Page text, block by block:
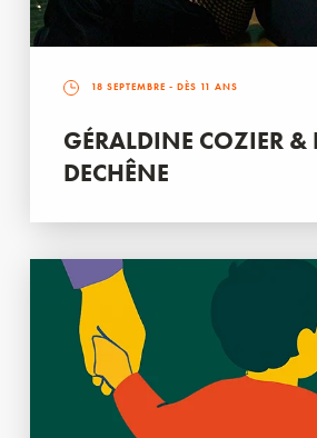
18 SEPTEMBRE - DÈS 11 ANS
GÉRALDINE COZIER
DECHÊNE